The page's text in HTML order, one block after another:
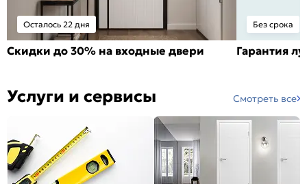
Осталось 22 дня
Скидки до 30% на входные двери
Без срока
Гарантия
Услуги и сервисы Смотреть все